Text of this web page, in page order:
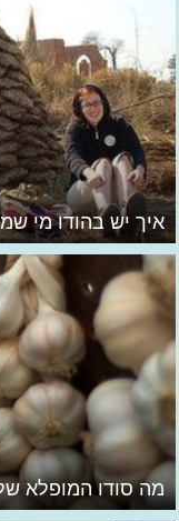
איך יש בהודו מי
מה סודו המופלא